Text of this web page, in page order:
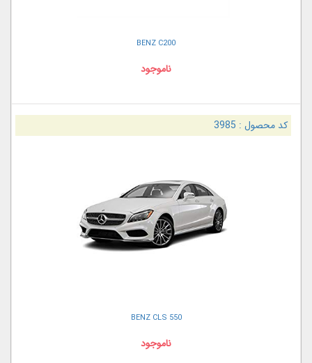
BENZ C200
ناموجود
کد محصول : 3985
BENZ CLS 550
ناموجود